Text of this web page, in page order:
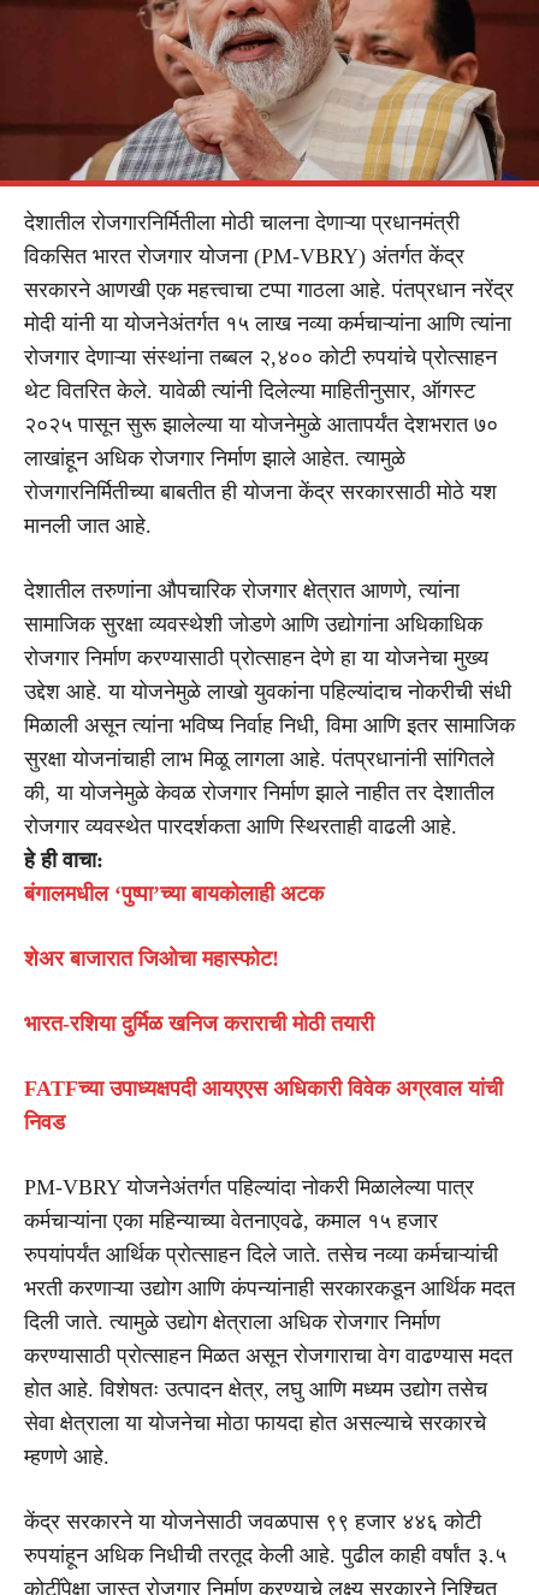
देशातील रोजगारनिर्मितीला मोठी चालना देणाऱ्या प्रधानमंत्री
विकसित भारत रोजगार योजना (PM-VBRY) अंतर्गत केंद्र
सरकारने आणखी एक महत्त्वाचा टप्पा गाठला आहे. पंतप्रधान नरेंद्र
मोदी यांनी या योजनेअंतर्गत १५ लाख नव्या कर्मचाऱ्यांना आणि त्यांना
रोजगार देणाऱ्या संस्थांना तब्बल २,४०० कोटी रुपयांचे प्रोत्साहन
थेट वितरित केले. यावेळी त्यांनी दिलेल्या माहितीनुसार, ऑगस्ट
२०२५ पासून सुरू झालेल्या या योजनेमुळे आतापर्यंत देशभरात ७०
लाखांहून अधिक रोजगार निर्माण झाले आहेत. त्यामुळे
रोजगारनिर्मितीच्या बाबतीत ही योजना केंद्र सरकारसाठी मोठे यश
मानली जात आहे.
देशातील तरुणांना औपचारिक रोजगार क्षेत्रात आणणे, त्यांना
सामाजिक सुरक्षा व्यवस्थेशी जोडणे आणि उद्योगांना अधिकाधिक
रोजगार निर्माण करण्यासाठी प्रोत्साहन देणे हा या योजनेचा मुख्य
उद्देश आहे. या योजनेमुळे लाखो युवकांना पहिल्यांदाच नोकरीची संधी
मिळाली असून त्यांना भविष्य निर्वाह निधी, विमा आणि इतर सामाजिक
सुरक्षा योजनांचाही लाभ मिळू लागला आहे. पंतप्रधानांनी सांगितले
की, या योजनेमुळे केवळ रोजगार निर्माण झाले नाहीत तर देशातील
रोजगार व्यवस्थेत पारदर्शकता आणि स्थिरताही वाढली आहे.
हे ही वाचा:
बंगालमधील ‘पुष्पा’च्या बायकोलाही अटक
शेअर बाजारात जिओचा महास्फोट!
भारत-रशिया दुर्मिळ खनिज कराराची मोठी तयारी
FATFच्या उपाध्यक्षपदी आयएएस अधिकारी विवेक अग्रवाल यांची
निवड
PM-VBRY योजनेअंतर्गत पहिल्यांदा नोकरी मिळालेल्या पात्र
कर्मचाऱ्यांना एका महिन्याच्या वेतनाएवढे, कमाल १५ हजार
रुपयांपर्यंत आर्थिक प्रोत्साहन दिले जाते. तसेच नव्या कर्मचाऱ्यांची
भरती करणाऱ्या उद्योग आणि कंपन्यांनाही सरकारकडून आर्थिक मदत
दिली जाते. त्यामुळे उद्योग क्षेत्राला अधिक रोजगार निर्माण
करण्यासाठी प्रोत्साहन मिळत असून रोजगाराचा वेग वाढण्यास मदत
होत आहे. विशेषतः उत्पादन क्षेत्र, लघु आणि मध्यम उद्योग तसेच
सेवा क्षेत्राला या योजनेचा मोठा फायदा होत असल्याचे सरकारचे
म्हणणे आहे.
केंद्र सरकारने या योजनेसाठी जवळपास ९९ हजार ४४६ कोटी
रुपयांहून अधिक निधीची तरतूद केली आहे. पुढील काही वर्षांत ३.५
कोटींपेक्षा जास्त रोजगार निर्माण करण्याचे लक्ष्य सरकारने निश्चित